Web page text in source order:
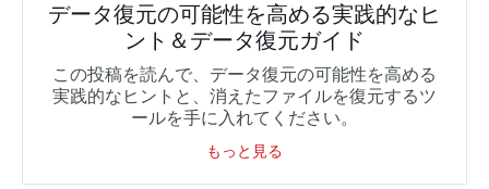
データ復元の可能性を高める実践的なヒ
ント＆データ復元ガイド
この投稿を読んで、データ復元の可能性を高める
実践的なヒントと、消えたファイルを復元するツ
ールを手に入れてください。
もっと見る